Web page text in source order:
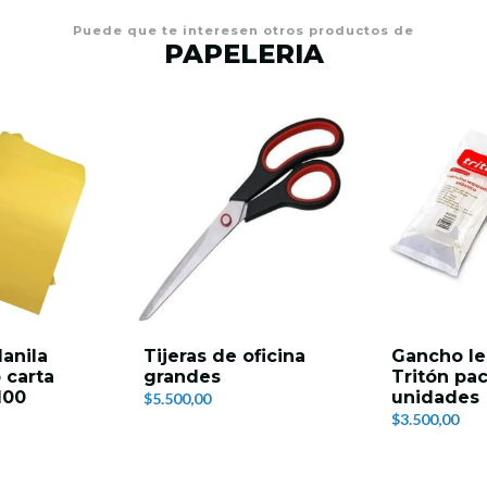
Puede que te interesen otros productos de
PAPELERIA
carta
Tijeras de oficina
grandes
$5.500,00
Gancho
Tritón
unidades
$3.500,00